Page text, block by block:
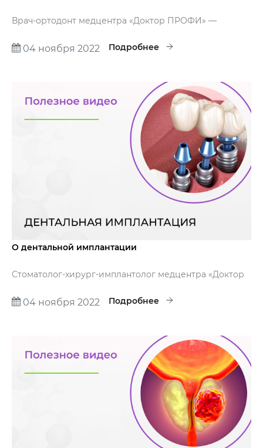
Врач-ортодонт медцентра «Доктор ПРОФИ» —
бываю виды брекет-систем.
04 ноября 2022 Подробнее
О дентальной имплантации
Стоматолог-хирург-имплантолог медцентра «Доктор
что такое дентальная имплантация.
04 ноября 2022 Подробнее